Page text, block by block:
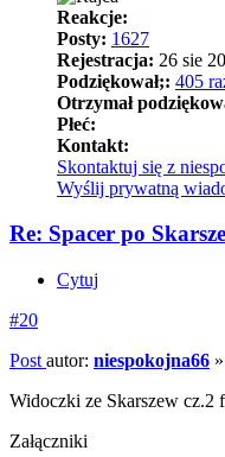
Reakcje:
Posty: 1627
Rejestracja: 26 sie
Podziękował;: 405
Otrzymał
Płeć:
Kontakt:
Skontaktuj się z
Wyślij prywatną
Re: Spacer po
Cytuj
#20
Post autor: niespokojna66 »
Widoczki ze Skarszew cz.2
Załączniki